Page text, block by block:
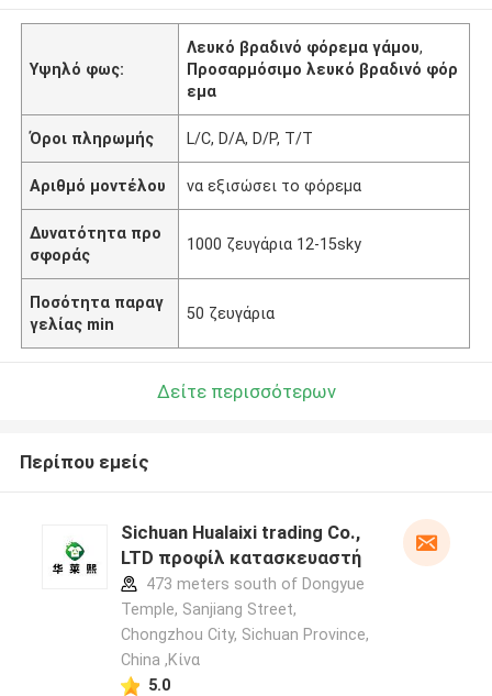
Υψηλό φως:
Λευκό βραδινό φόρεμα γάμου,
Προσαρμόσιμο λευκό βραδινό φόρ
εμα
Όροι πληρωμής L/C, D/A, D/P, T/T
Αριθμό μοντέλου να εξισώσει το φόρεμα
Δυνατότητα προ
σφοράς
1000 ζευγάρια 12-15sky
Ποσότητα παραγ
γελίας min
50 ζευγάρια
Δείτε περισσότερων
Περίπου εμείς
Sichuan Hualaixi trading Co.,
LTD προφίλ κατασκευαστή
473 meters south of Dongyue
Temple, Sanjiang Street,
Chongzhou City, Sichuan Province,
China ,Κίνα
5.0